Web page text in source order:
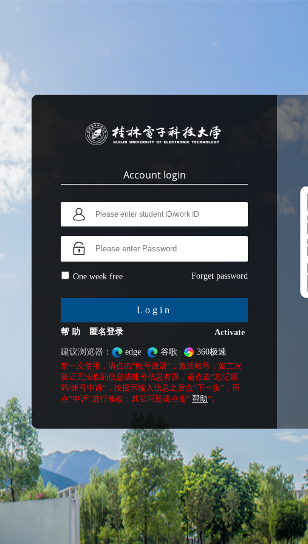
Account login
One week free Forget password
Login
帮 助 Activate
匿名登录
建议浏览器： edge 谷歌
360极速
第一次使用，请点击“账号激活”，激活账号；如二次
验证无法收到信息或账号信息有误，请点击“忘记密
码/账号申诉”，按提示输入信息之后点“下一步”，再
点“申诉”进行修改；其它问题请点击“ 帮助”。